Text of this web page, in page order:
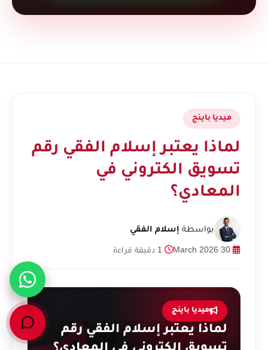
ميديا باينج
لماذا يعتبر إسلام الفقي رقم
تسويق الكتروني في
المعادي؟
بواسطة إسلام الفقي
ميديا باينج
لماذا يعتبر إسلام الفقي رقم